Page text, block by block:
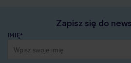
Zapisz się do
IMIĘ*